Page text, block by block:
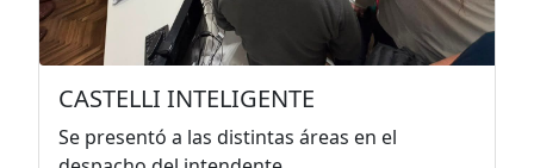
CASTELLI INTELIGENTE
Se presentó a las distintas áreas en el